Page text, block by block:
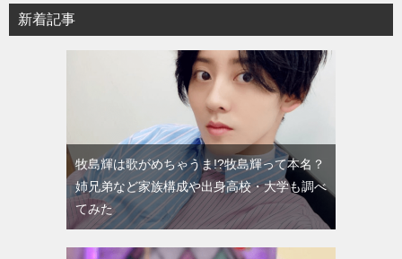
新着記事
牧島輝は歌がめちゃうま!?牧島輝って本名？
姉兄弟など家族構成や出身高校・大学も調べ
てみた